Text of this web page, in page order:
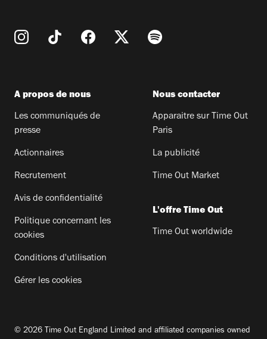
A propos de nous
Les communiqués de
presse
Actionnaires
Recrutement
Avis de confidentialité
Politique concernant les
cookies
Conditions d'utilisation
Gérer les cookies
Nous contacter
Apparaitre sur Time Out
Paris
La publicité
Time Out Market
L'offre Time Out
Time Out worldwide
© 2026 Time Out England Limited and affiliated companies owned